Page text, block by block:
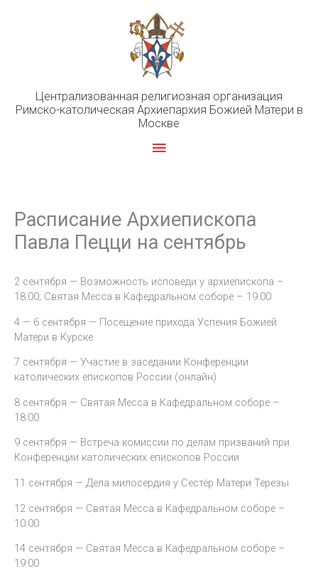
Централизованная религиозная организация
Римско-католическая Архиепархия Божией Матери в
Москве
Главное
Расписание Архиепископа
Павла Пецци на сентябрь
2 сентября — Возможность исповеди у архиепископа –
18:00; Святая Месса в Кафедральном соборе – 19:00
4 — 6 сентября — Посещение прихода Успения Божией
Матери в Курске
7 сентября — Участие в заседании Конференции
католических епископов России (онлайн)
8 сентября — Святая Месса в Кафедральном соборе –
18:00
9 сентября — Встреча комиссии по делам призваний при
Конференции католических епископов России
11 сентября — Дела милосердия у Сестёр Матери Терезы
12 сентября — Святая Месса в Кафедральном соборе –
10:00
14 сентября — Святая Месса в Кафедральном соборе –
19:00